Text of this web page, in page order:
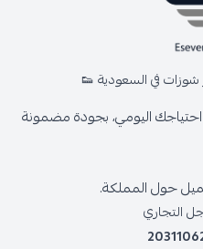
في السعودية 👟
اليومي، بجودة مضمونة
التجاري